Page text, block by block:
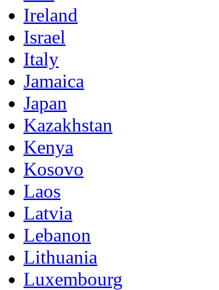
Ireland
Israel
Italy
Jamaica
Japan
Kazakhstan
Kenya
Kosovo
Laos
Latvia
Lebanon
Lithuania
Luxembourg